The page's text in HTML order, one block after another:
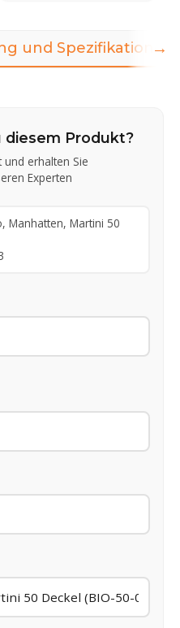
und Spezifikationen
diesem Produkt?
und erhalten Sie
Experten
Manhatten, Martini 50
→